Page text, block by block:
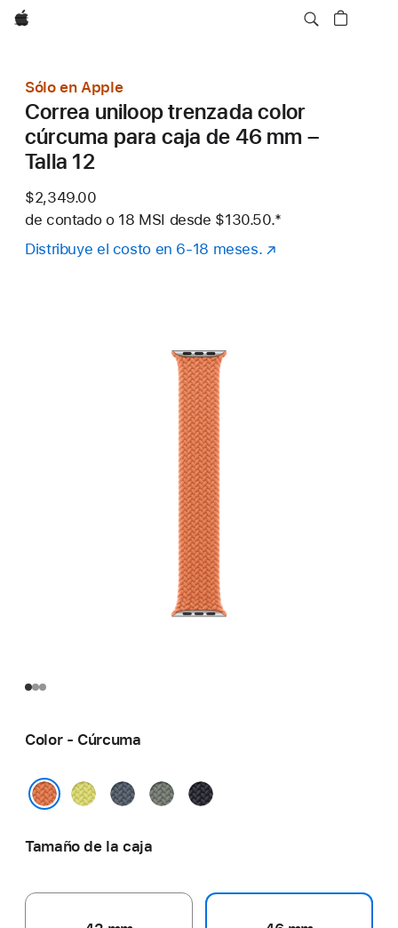
Apple
Sólo en Apple
Correa uniloop trenzada color
cúrcuma para caja de 46 mm –
Talla 12
$2,349.00
de contado o 18 MSI desde $130.50.Nota al pie
*
Distribuye el costo en 6-18 meses.
Color - Cúrcuma
AmarilloAzul
Gris
Color
Tamaño de la caja